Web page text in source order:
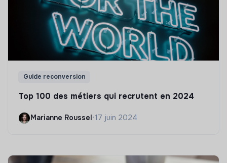
Guide reconversion
Top 100 des métiers qui recrutent en 2024
Marianne Roussel•17 juin 2024